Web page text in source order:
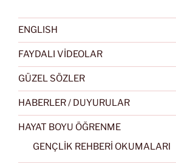
ENGLISH
FAYDALI VİDEOLAR
GÜZEL SÖZLER
HABERLER / DUYURULAR
HAYAT BOYU ÖĞRENME
GENÇLİK REHBERİ OKUMALARI